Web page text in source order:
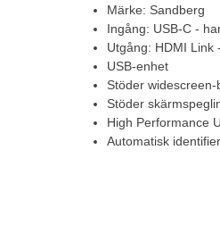
Märke: Sandberg
Ingång: USB-C -
Utgång: HDMI Link
USB-enhet
Stöder
Stöder
High Performance
Automatisk